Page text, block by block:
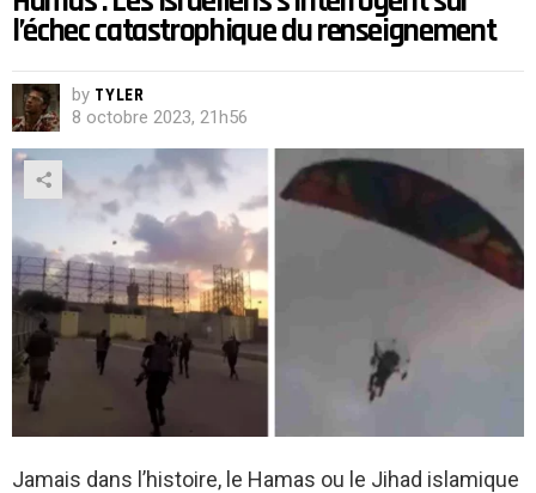
l’échec catastrophique du renseignement
by TYLER
8 octobre 2023, 21h56
Jamais dans l’histoire, le Hamas ou le Jihad islamique